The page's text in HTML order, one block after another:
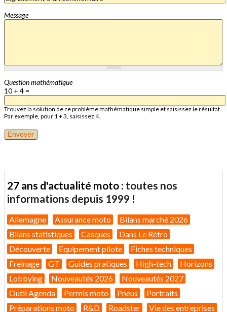
Message
Question mathématique
10 + 4 =
Trouvez la solution de ce problème mathématique simple et saisissez le résultat.
Par exemple, pour 1 + 3, saisissez 4.
27 ans d'actualité moto : toutes nos
informations depuis 1999 !
Allemagne Assurance moto
Bilans marché 2026
Bilans statistiques
Casques
Dans Le Rétro
Découverte
Equipement pilote
Fiches techniques
Freinage
GT Guides pratiques High-tech
Horizons
Lobbying
Nouveautés 2026
Nouveautés 2027
Outil Agenda
Permis moto Pneus
Portraits
Préparations moto
R&D Roadster Vie des entreprises